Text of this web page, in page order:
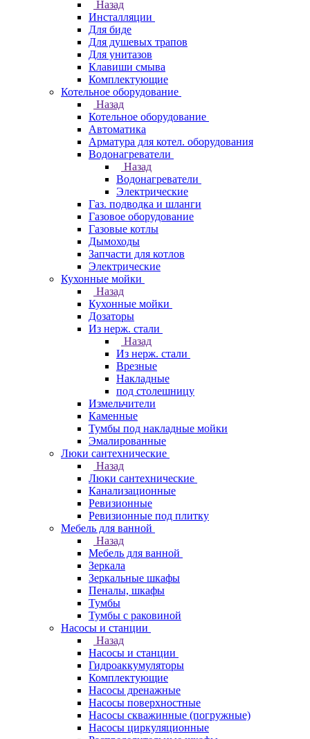
Назад
Инсталляции
Для биде
Для душевых трапов
Для унитазов
Клавиши смыва
Комплектующие
Котельное оборудование
Назад
Котельное оборудование
Автоматика
Арматура для котел. оборудования
Водонагреватели
Назад
Водонагреватели
Электрические
Газ. подводка и шланги
Газовое оборудование
Газовые котлы
Дымоходы
Запчасти для котлов
Электрические
Кухонные мойки
Назад
Кухонные мойки
Дозаторы
Из нерж. стали
Назад
Из нерж. стали
Врезные
Накладные
под столешницу
Измельчители
Каменные
Тумбы под накладные мойки
Эмалированные
Люки сантехнические
Назад
Люки сантехнические
Канализационные
Ревизионные
Ревизионные под плитку
Мебель для ванной
Назад
Мебель для ванной
Зеркала
Зеркальные шкафы
Пеналы, шкафы
Тумбы
Тумбы с раковиной
Насосы и станции
Назад
Насосы и станции
Гидроаккумуляторы
Комплектующие
Насосы дренажные
Насосы поверхностные
Насосы скважинные (погружные)
Насосы циркуляционные